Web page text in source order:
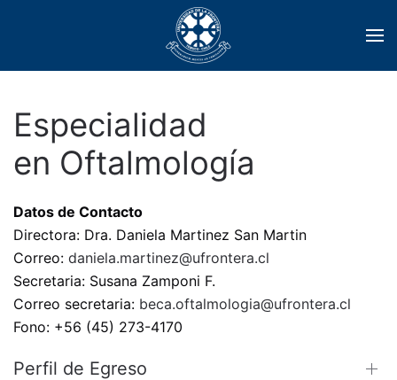
Skip to main content
Especialidad
en Oftalmología
Datos de Contacto
Directora: Dra. Daniela Martinez San Martin
Correo: daniela.martinez@ufrontera.cl
Secretaria: Susana Zamponi F.
Correo secretaria: beca.oftalmologia@ufrontera.cl
Fono: +56 (45) 273-4170
Perfil de Egreso